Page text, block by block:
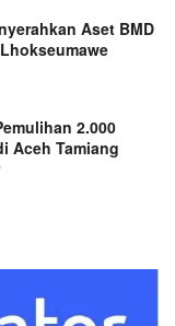
Aset BMD
2.000
Aceh Tamiang